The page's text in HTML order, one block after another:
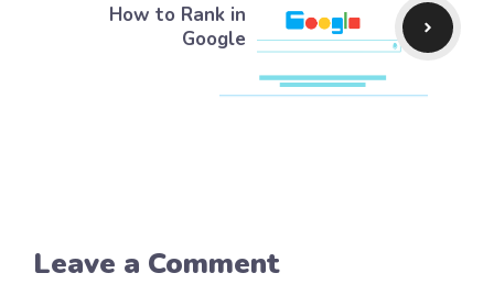
How to Rank in
Google
Leave a Comment